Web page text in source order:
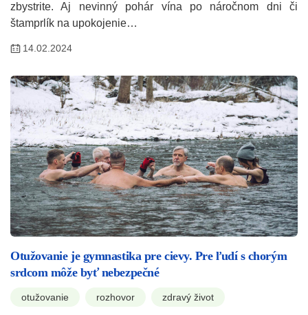
zbystrite. Aj nevinný pohár vína po náročnom dni či
štamprlík na upokojenie…
14.02.2024
Otužovanie je gymnastika pre cievy. Pre ľudí s chorým
srdcom môže byť nebezpečné
otužovanie rozhovor zdravý život